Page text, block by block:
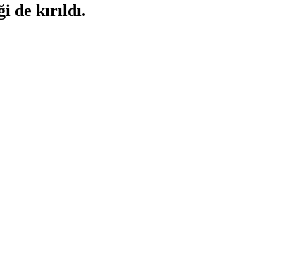
de kırıldı.